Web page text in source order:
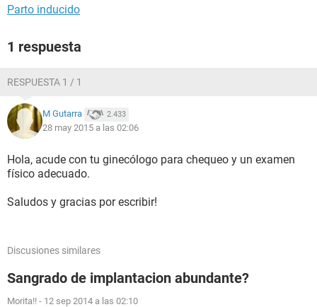
Parto inducido
1 respuesta
RESPUESTA 1 / 1
M Gutarra 2.433
28 may 2015 a las 02:06
Hola, acude con tu ginecólogo para chequeo y un examen
físico adecuado.
Saludos y gracias por escribir!
Discusiones similares
Sangrado de implantacion abundante?
Morita!! - 12 sep 2014 a las 02:10